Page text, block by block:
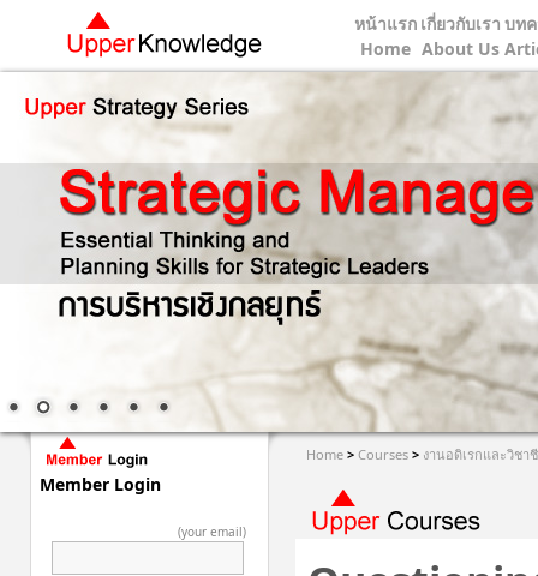
หน้าแรก
Home
เกี่ยวกับเรา
About Us
บท
Member Login
(your email)
Home > Courses > งานอดิเรกและวิชา